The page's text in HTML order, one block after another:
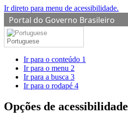
Ir direto para menu de acessibilidade.
Portal do Governo Brasileiro
Portuguese
Ir para o conteúdo 1
Ir para o menu 2
Ir para a busca 3
Ir para o rodapé 4
Opções de acessibilidade